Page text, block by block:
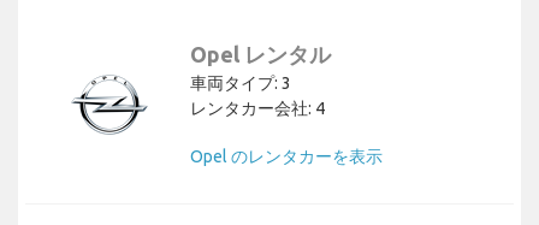
Opel レンタル
車両タイプ: 3
レンタカー会社: 4
Opel のレンタカーを表示